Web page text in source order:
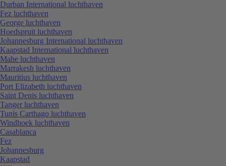
Durban International luchthaven
Fez luchthaven
George luchthaven
Hoedspruit luchthaven
Johannesburg International luchthaven
Kaapstad International luchthaven
Mahe luchthaven
Marrakesh luchthaven
Mauritius luchthaven
Port Elizabeth luchthaven
Saint Denis luchthaven
Tanger luchthaven
Tunis Carthago luchthaven
Windhoek luchthaven
Casablanca
Fez
Johannesburg
Kaapstad